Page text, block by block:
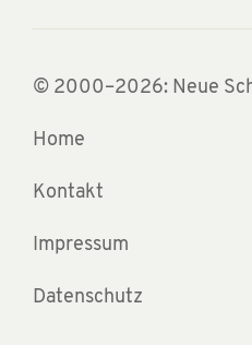
© 2000–2026: Neue
Home
Kontakt
Impressum
Datenschutz